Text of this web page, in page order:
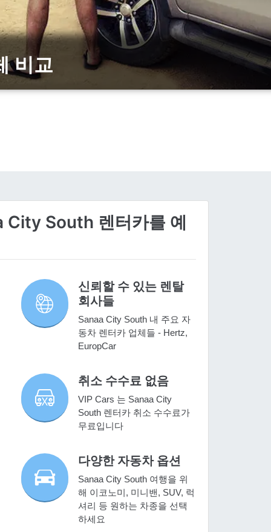
비교
City South 렌터카를 예
신뢰할 수 있는 렌탈
회사들
Sanaa City South 내 주요 자
동차 렌터카 업체들 - Hertz,
EuropCar
취소 수수료 없음
VIP Cars 는 Sanaa City
South 렌터카 취소 수수료가
무료입니다
다양한 자동차 옵션
Sanaa City South 여행을 위
해 이코노미, 미니밴, SUV, 럭
셔리 등 원하는 차종을 선택
하세요